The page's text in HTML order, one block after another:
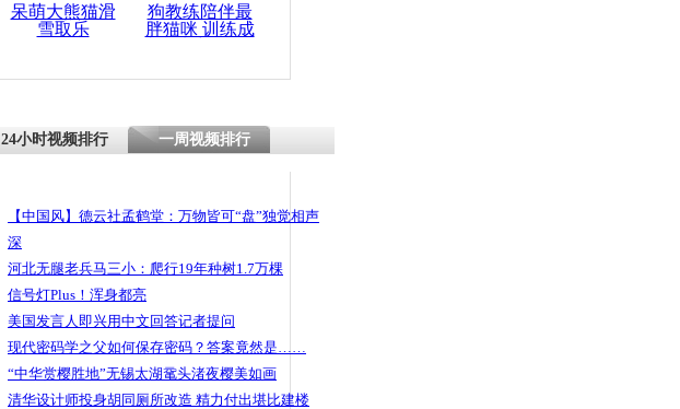
呆萌大熊猫滑
雪取乐
狗教练陪伴最
胖猫咪 训练成
24小时视频排行 一周视频排行
【中国风】德云社孟鹤堂：万物皆可“盘”独觉相声
深
河北无腿老兵马三小：爬行19年种树1.7万棵
信号灯Plus！浑身都亮
美国发言人即兴用中文回答记者提问
现代密码学之父如何保存密码？答案竟然是……
“中华赏樱胜地”无锡太湖鼋头渚夜樱美如画
清华设计师投身胡同厕所改造 精力付出堪比建楼